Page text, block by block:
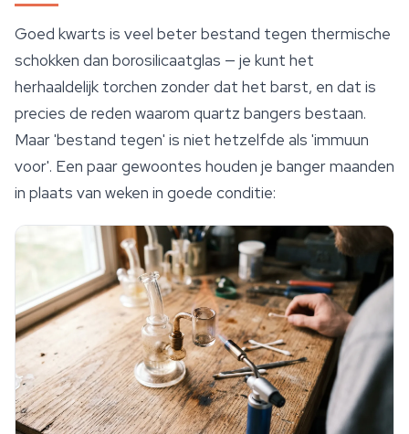
Goed kwarts is veel beter bestand tegen thermische
schokken dan borosilicaatglas — je kunt het
herhaaldelijk torchen zonder dat het barst, en dat is
precies de reden waarom quartz bangers bestaan.
Maar 'bestand tegen' is niet hetzelfde als 'immuun
voor'. Een paar gewoontes houden je banger maanden
in plaats van weken in goede conditie: